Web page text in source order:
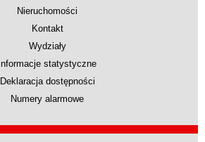
Nieruchomości
Kontakt
Wydziały
Informacje statystyczne
Deklaracja dostępności
Numery alarmowe